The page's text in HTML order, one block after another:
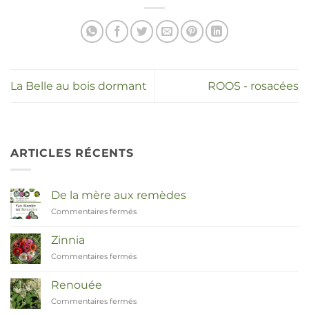
La Belle au bois dormant ROOS - rosacées
ARTICLES RÉCENTS
De la mère aux remèdes
Commentaires fermés
Zinnia
Commentaires fermés
Renouée
Commentaires fermés